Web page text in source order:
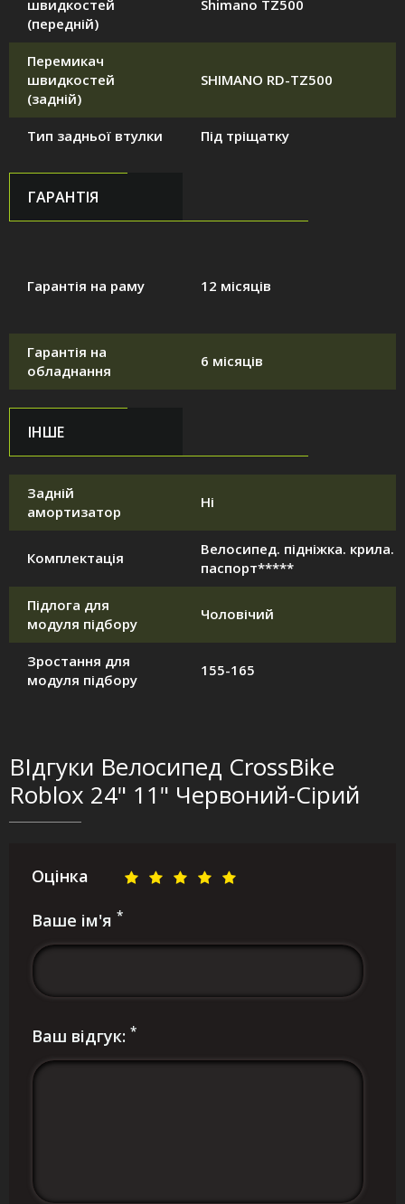
швидкостей
(передній)
Shimano TZ500
Перемикач
швидкостей
(задній)
SHIMANO RD-TZ500
Тип задньої втулки Під тріщатку
ГАРАНТІЯ
Гарантія на раму 12 місяців
Гарантія на
обладнання
6 місяців
ІНШЕ
Задній
амортизатор
Ні
Комплектація
Велосипед. підніжка. крила.
паспорт*****
Підлога для
модуля підбору
Чоловічий
Зростання для
модуля підбору
155-165
ВІдгуки Велосипед CrossBike
Roblox 24" 11" Червоний-Сірий
Оцінка
Ваше ім'я *
Ваш відгук: *